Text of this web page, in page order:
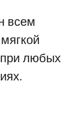
всем
любых